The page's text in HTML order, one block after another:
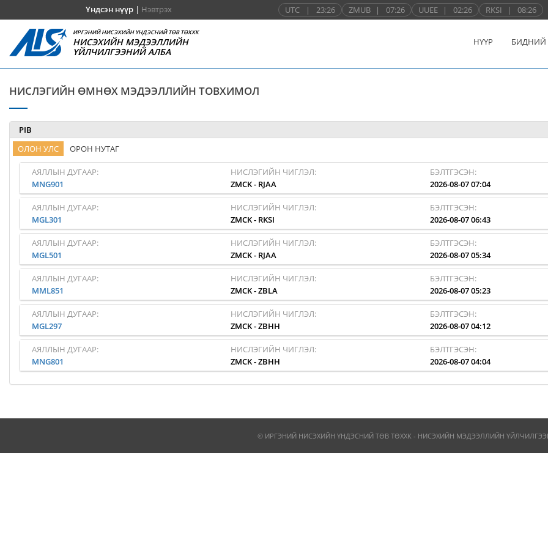
Үндсэн нүүр| Нэвтрэх UTC | 23:26 ZMUB | 07:26 UUEE | 02:26 RKSI | 08:26
ИРГЭНИЙ НИСЭХИЙН ҮНДЭСНИЙ ТӨВ ТӨХХК
НИСЭХИЙН МЭДЭЭЛЛИЙН
ҮЙЛЧИЛГЭЭНИЙ АЛБА
НҮҮР БИДНИЙ
НИСЛЭГИЙН ӨМНӨХ МЭДЭЭЛЛИЙН ТОВХИМОЛ
PIB
ОЛОН УЛС
ОРОН НУТАГ
АЯЛЛЫН ДУГААР:
MNG901
НИСЛЭГИЙН ЧИГЛЭЛ:
ZMCK- RJAA
БЭЛТГЭСЭН:
2026-08-07 07:04
АЯЛЛЫН ДУГААР:
MGL301
НИСЛЭГИЙН ЧИГЛЭЛ:
ZMCK- RKSI
БЭЛТГЭСЭН:
2026-08-07 06:43
АЯЛЛЫН ДУГААР:
MGL501
НИСЛЭГИЙН ЧИГЛЭЛ:
ZMCK- RJAA
БЭЛТГЭСЭН:
2026-08-07 05:34
АЯЛЛЫН ДУГААР:
MML851
НИСЛЭГИЙН ЧИГЛЭЛ:
ZMCK-ZBLA
БЭЛТГЭСЭН:
2026-08-07 05:23
АЯЛЛЫН ДУГААР:
MGL297
НИСЛЭГИЙН ЧИГЛЭЛ:
ZMCK-ZBHH
БЭЛТГЭСЭН:
2026-08-07 04:12
АЯЛЛЫН ДУГААР:
MNG801
НИСЛЭГИЙН ЧИГЛЭЛ:
ZMCK-ZBHH
БЭЛТГЭСЭН:
2026-08-07 04:04
© ИРГЭНИЙ НИСЭХИЙН ҮНДЭСНИЙ ТӨВ ТӨХХК - НИСЭХИЙН МЭДЭЭЛЛИЙН